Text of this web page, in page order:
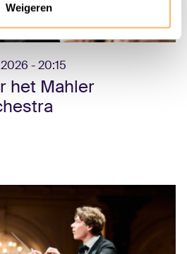
Weigeren
- 20:15
het Mahler